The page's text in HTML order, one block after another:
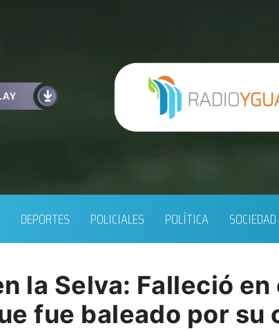
DEPORTES POLICIALES POLÍTICA SOCIEDAD
la Selva: Falleció
fue baleado por su